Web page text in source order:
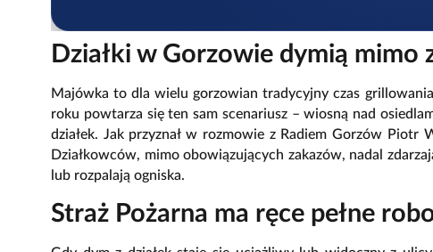
Działki w Gorzowie dymią mimo
Majówka to dla wielu gorzowian tradycyjny czas
roku powtarza się ten sam scenariusz – wiosną nad
działek. Jak przyznał w rozmowie z Radiem Gorzów Piotr
Działkowców, mimo obowiązujących zakazów, nadal
lub rozpalają ogniska.
Straż Pożarna ma ręce pełne